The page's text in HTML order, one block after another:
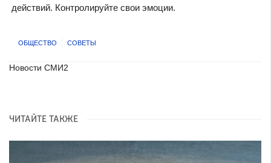
действий. Контролируйте свои эмоции.
ОБЩЕСТВО СОВЕТЫ
Новости СМИ2
ЧИТАЙТЕ ТАКЖЕ